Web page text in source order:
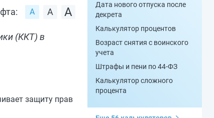
(ККТ) в
защиту прав
Дата нового отпуска после
декрета
Калькулятор процентов
Возраст снятия с воинского
учета
Штрафы и пени по 44-ФЗ
Калькулятор сложного
процента